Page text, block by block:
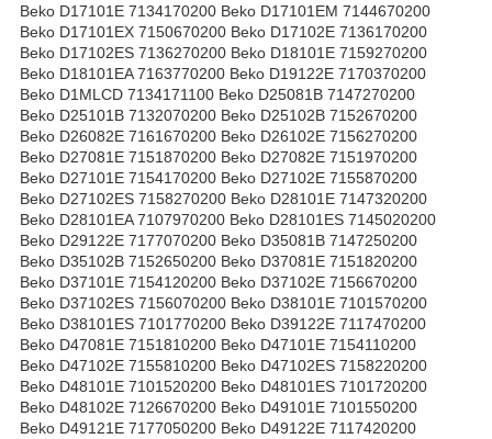
Beko D17101E 7134170200 Beko D17101EM 7144670200
Beko D17101EX 7150670200 Beko D17102E 7136170200
Beko D17102ES 7136270200 Beko D18101E 7159270200
Beko D18101EA 7163770200 Beko D19122E 7170370200
Beko D1MLCD 7134171100 Beko D25081B 7147270200
Beko D25101B 7132070200 Beko D25102B 7152670200
Beko D26082E 7161670200 Beko D26102E 7156270200
Beko D27081E 7151870200 Beko D27082E 7151970200
Beko D27101E 7154170200 Beko D27102E 7155870200
Beko D27102ES 7158270200 Beko D28101E 7147320200
Beko D28101EA 7107970200 Beko D28101ES 7145020200
Beko D29122E 7177070200 Beko D35081B 7147250200
Beko D35102B 7152650200 Beko D37081E 7151820200
Beko D37101E 7154120200 Beko D37102E 7156670200
Beko D37102ES 7156070200 Beko D38101E 7101570200
Beko D38101ES 7101770200 Beko D39122E 7117470200
Beko D47081E 7151810200 Beko D47101E 7154110200
Beko D47102E 7155810200 Beko D47102ES 7158220200
Beko D48101E 7101520200 Beko D48101ES 7101720200
Beko D48102E 7126670200 Beko D49101E 7101550200
Beko D49121E 7177050200 Beko D49122E 7117420200